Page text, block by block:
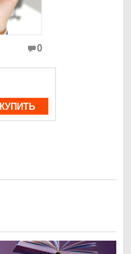
0
КУПИТЬ